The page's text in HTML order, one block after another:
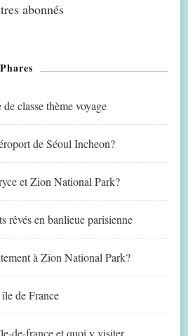
abonnés
classe thème voyage
de Séoul Incheon?
et Zion National Park?
rêvés en banlieue parisienne
à Zion National Park?
de France